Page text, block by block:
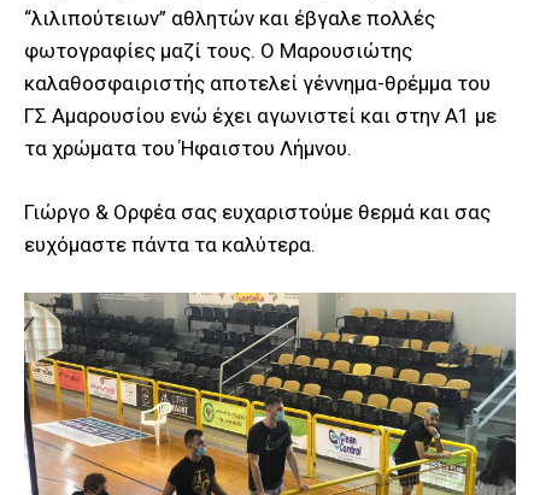
“λιλιπούτειων” αθλητών και έβγαλε πολλές
φωτογραφίες μαζί τους. Ο Μαρουσιώτης
καλαθοσφαιριστής αποτελεί γέννημα-θρέμμα του
ΓΣ Αμαρουσίου ενώ έχει αγωνιστεί και στην Α1 με
τα χρώματα του Ήφαιστου Λήμνου.
Γιώργο & Ορφέα σας ευχαριστούμε θερμά και σας
ευχόμαστε πάντα τα καλύτερα.